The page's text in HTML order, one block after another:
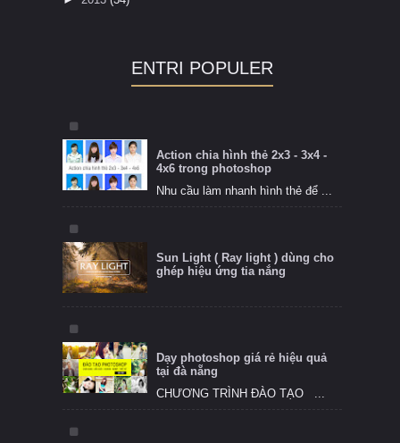
ENTRI POPULER
Action chia hình thẻ 2x3 - 3x4 -
4x6 trong photoshop
Nhu cầu làm nhanh hình thẻ để ...
Sun Light ( Ray light ) dùng cho
ghép hiệu ứng tia nắng
Dạy photoshop giá rẻ hiệu quả
tại đà nẵng
CHƯƠNG TRÌNH ĐÀO TẠO ...